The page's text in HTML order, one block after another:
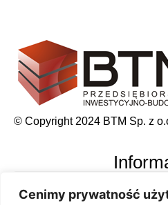
Cenimy prywatność
© Copyright 2024 BTM Sp. z